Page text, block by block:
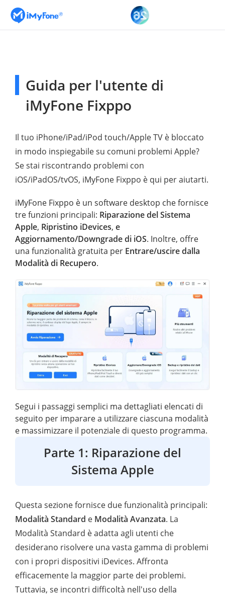
Guida per l'utente di
iMyFone Fixppo
Il tuo iPhone/iPad/iPod touch/Apple TV è bloccato
in modo inspiegabile su comuni problemi Apple?
Se stai riscontrando problemi con
iOS/iPadOS/tvOS, iMyFone Fixppo è qui per aiutarti.
iMyFone Fixppo è un software desktop che fornisce
tre funzioni principali: Riparazione del Sistema
Apple, Ripristino iDevices, e
Aggiornamento/Downgrade di iOS. Inoltre, offre
una funzionalità gratuita per Entrare/uscire dalla
Modalità di Recupero.
Segui i passaggi semplici ma dettagliati elencati di
seguito per imparare a utilizzare ciascuna modalità
e massimizzare il potenziale di questo programma.
Parte 1: Riparazione del
Sistema Apple
Questa sezione fornisce due funzionalità principali:
Modalità Standard e Modalità Avanzata. La
Modalità Standard è adatta agli utenti che
desiderano risolvere una vasta gamma di problemi
con i propri dispositivi iDevices. Affronta
efficacemente la maggior parte dei problemi.
Tuttavia, se incontri difficoltà nell'uso della